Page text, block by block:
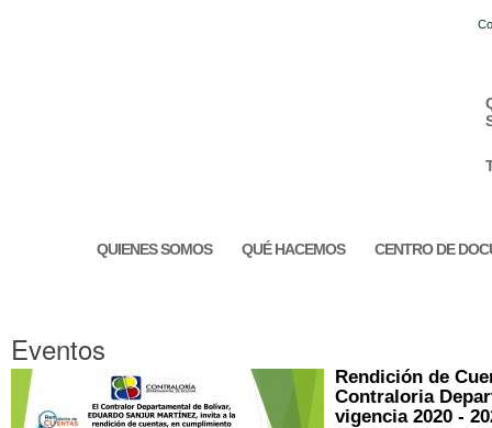
QUIENES SOMOS QUÉ HACEMOS CENTRO DE
Eventos
Rendición de
Contraloria
vigencia 2020 -